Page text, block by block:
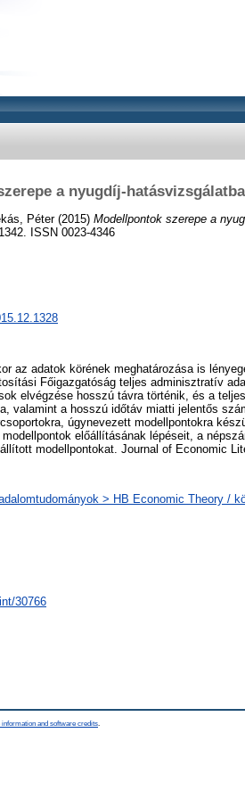
a nyugdíj-
Péter(2015) Modellpontok szerepe a
ISSN 0023-4346
az adatok körének meghatározása is
Főigazgatóság teljes adminisztratív
elvégzése hosszú távra történik, és a
valamint a hosszú időtáv miatti jelentős
úgynevezett modellpontokra
előállításának lépéseit, a
modellpontokat. Journal of Economic
> HB Economic Theory /
30766
information and software credits